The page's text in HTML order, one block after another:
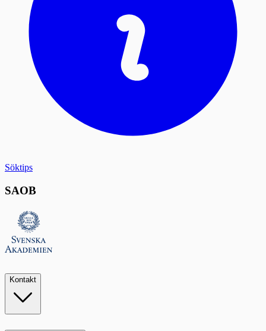
Söktips
SAOB
Kontakt